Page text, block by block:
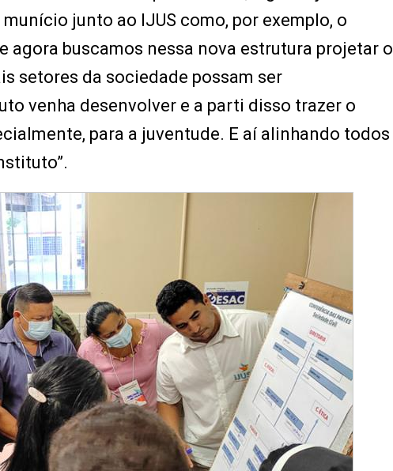
junto ao IJUS como, por exemplo, o
agora buscamos nessa nova estrutura projetar o
setores da sociedade possam ser
venha desenvolver e a parti disso trazer o
para a juventude. E aí alinhando todos